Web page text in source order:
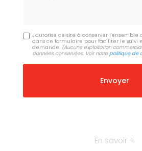
J'autorise ce site à conserver l'ensemble
dans ce formulaire pour faciliter le
demande. (Aucune exploitation
données conservées. Voir notrepolitique de
En savoir +